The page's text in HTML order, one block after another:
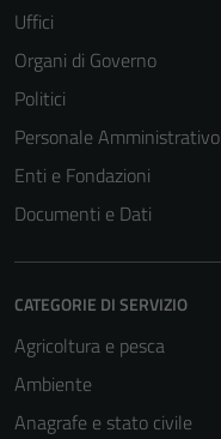
Uffici
Organi di Governo
Politici
Personale Amministrativo
Enti e Fondazioni
Documenti e Dati
CATEGORIE DI SERVIZIO
Agricoltura e pesca
Ambiente
Anagrafe e stato civile